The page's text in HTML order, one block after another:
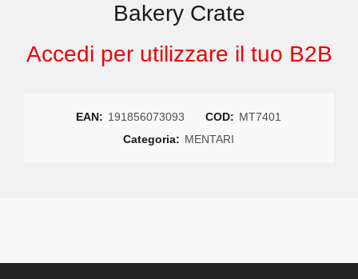
Bakery Crate
Accedi per utilizzare il tuo B2B
EAN: 191856073093 COD: MT7401
Categoria: MENTARI